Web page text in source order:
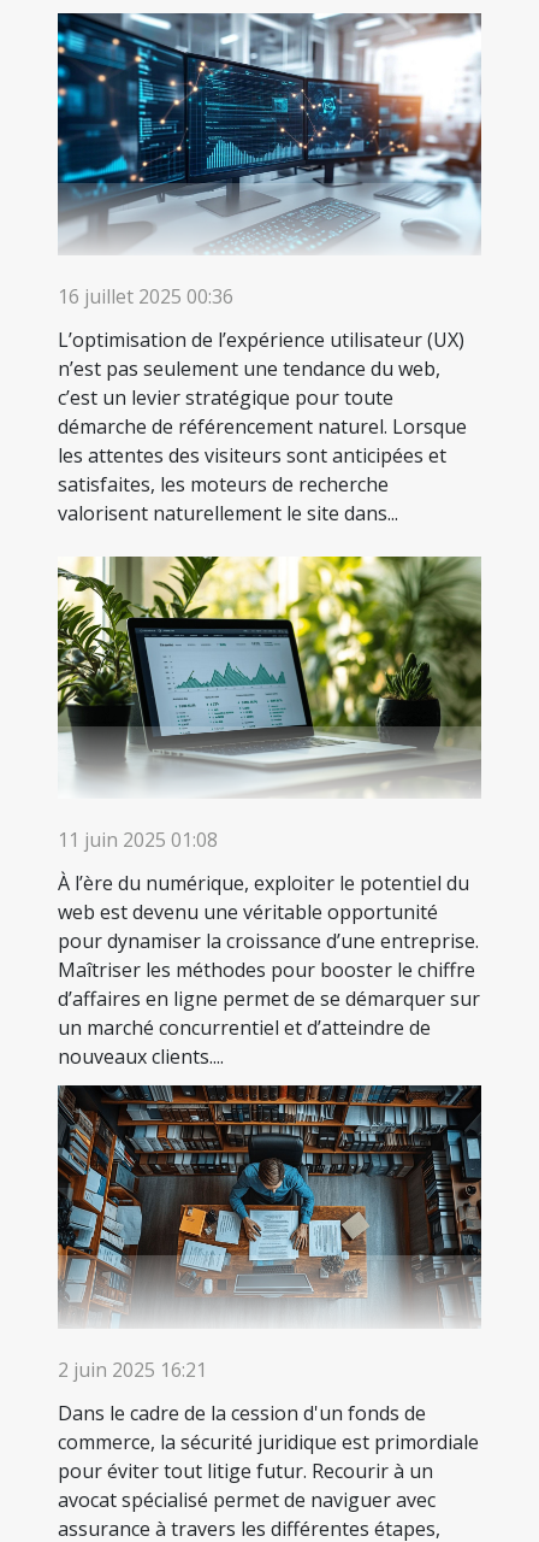
16 juillet 2025 00:36
L’optimisation de l’expérience utilisateur (UX)
n’est pas seulement une tendance du web,
c’est un levier stratégique pour toute
démarche de référencement naturel. Lorsque
les attentes des visiteurs sont anticipées et
satisfaites, les moteurs de recherche
valorisent naturellement le site dans...
11 juin 2025 01:08
À l’ère du numérique, exploiter le potentiel du
web est devenu une véritable opportunité
pour dynamiser la croissance d’une entreprise.
Maîtriser les méthodes pour booster le chiffre
d’affaires en ligne permet de se démarquer sur
un marché concurrentiel et d’atteindre de
nouveaux clients....
2 juin 2025 16:21
Dans le cadre de la cession d'un fonds de
commerce, la sécurité juridique est primordiale
pour éviter tout litige futur. Recourir à un
avocat spécialisé permet de naviguer avec
assurance à travers les différentes étapes,